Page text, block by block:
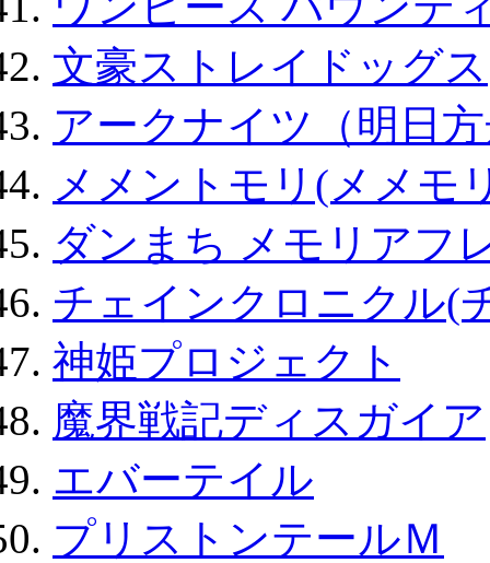
文豪ストレイドッグス
アークナイツ（明日
メメントモリ(メメモ
ダンまち メモリアフ
チェインクロニクル(
神姫プロジェクト
魔界戦記ディスガイア
エバーテイル
プリストンテールＭ